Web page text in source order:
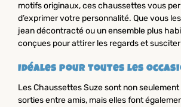
motifs originaux, ces chaussettes vous
d’exprimer votre personnalité. Que vous
jean décontracté ou un ensemble plus
conçues pour attirer les regards et
Idéales pour toutes les
Les Chaussettes Suze sont non
sorties entre amis, mais elles font